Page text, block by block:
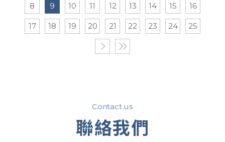
8 9 10 11 12 13 14 15 16
17 18 19 20 21 22 23 24 25
Contact us
聯絡我們